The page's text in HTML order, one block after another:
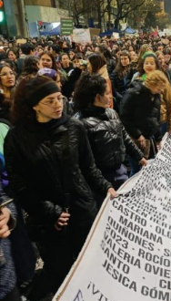
abajo. Viaje en barco
bonaerense, para
productores,
resisten otra
Por Francisco
Descargar la Mu